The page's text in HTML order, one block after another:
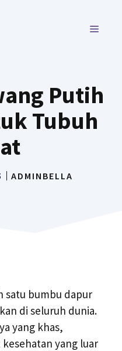
MENU
Putih
Tubuh
ADMINBELLA
satu bumbu dapur
di seluruh dunia.
yang khas,
yang luar